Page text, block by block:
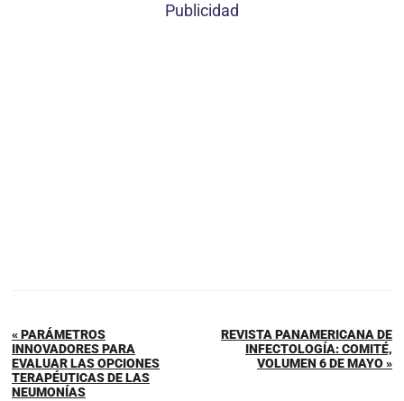
Publicidad
« PARÁMETROS
INNOVADORES PARA
EVALUAR LAS OPCIONES
TERAPÉUTICAS DE LAS
NEUMONÍAS
REVISTA PANAMERICANA DE
INFECTOLOGÍA: COMITÉ,
VOLUMEN 6 DE MAYO »